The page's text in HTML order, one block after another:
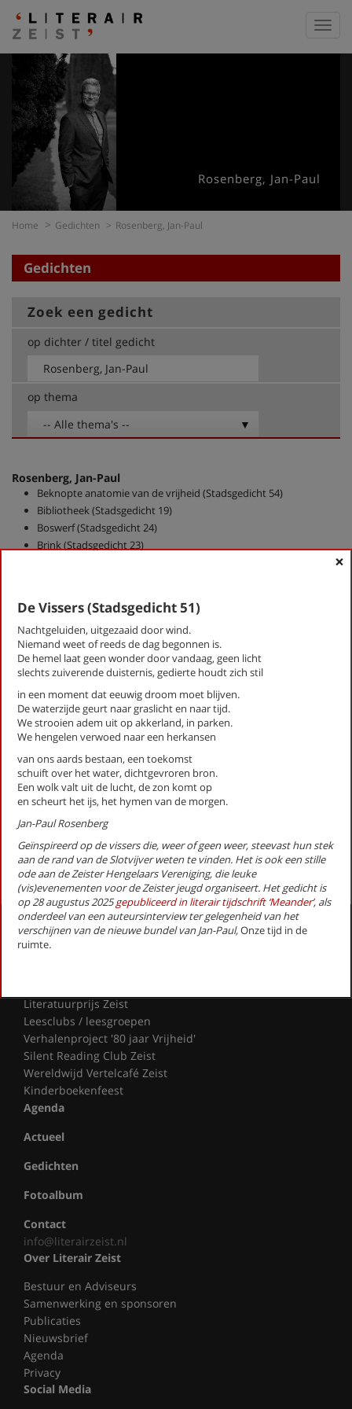
Rosenberg, Jan-Paul
Home Gedichten Rosenberg, Jan-Paul
Gedichten
Zoek een gedicht
op dichter / titel gedicht
op thema
-- Alle thema's --
Rosenberg, Jan-Paul
Beknopte anatomie van de vrijheid (Stadsgedicht 54)
Bibliotheek (Stadsgedicht 19)
Boswerf (Stadsgedicht 24)
Brink (Stadsgedicht 23)
De imker (Stadsgedicht 43)
De mars (Stadsgedicht 48)
De Vissers (Stadsgedicht 51)
Dichterswijk (Stadsgedicht 58)
Droomkwartet (Stadsgedicht 26)
Estuarium (Stadsgedicht 15)
Expositie (stadsgedicht 29)
Fietser met ringslang (Stadsgedicht 36)
Galgenveld (Stadsgedicht 59)
Gedroomde grond (Stadsgedicht 53)
Grafheuvel (Stadsgedicht 14)
Heidestein (Stadsgedicht 47)
Herdenking (stadsgedicht 12)
«First‹Previous
1 2 3 ›Next»Last
×
De Vissers (Stadsgedicht 51)
Nachtgeluiden, uitgezaaid door wind.
Niemand weet of reeds de dag begonnen is.
De hemel laat geen wonder door vandaag, geen licht
slechts zuiverende duisternis, gedierte houdt zich stil
in een moment dat eeuwig droom moet blijven.
De waterzijde geurt naar graslicht en naar tijd.
We strooien adem uit op akkerland, in parken.
We hengelen verwoed naar een herkansen
van ons aards bestaan, een toekomst
schuift over het water, dichtgevroren bron.
Een wolk valt uit de lucht, de zon komt op
en scheurt het ijs, het hymen van de morgen.
Jan-Paul Rosenberg
Geïnspireerd op de vissers die, weer of geen weer, steevast hun stek
aan de rand van de Slotvijver weten te vinden. Het is ook een stille
ode aan de Zeister Hengelaars Vereniging, die leuke
(vis)evenementen voor de Zeister jeugd organiseert. Het gedicht is
op 28 augustus 2025gepubliceerd in literair tijdschrift ‘Meander’, als
onderdeel van een auteursinterview ter gelegenheid van het
verschijnen van de nieuwe bundel van Jan-Paul,Onze tijd in de
ruimte.
Activiteiten
Lezingen door en over schrijvers
Literatuurprijs Zeist
Leesclubs / leesgroepen
Verhalenproject '80 jaar Vrijheid'
Silent Reading Club Zeist
Wereldwijd Vertelcafé Zeist
Kinderboekenfeest
Agenda
Actueel
Gedichten
Fotoalbum
Contact
info@literairzeist.nl
Over Literair Zeist
Bestuur en Adviseurs
Samenwerking en sponsoren
Publicaties
Nieuwsbrief
Agenda
Privacy
Social Media